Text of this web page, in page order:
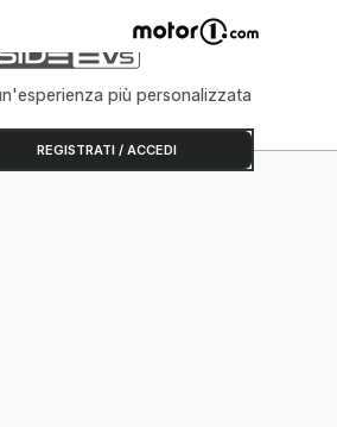
più personalizzata
REGISTRATI / ACCEDI